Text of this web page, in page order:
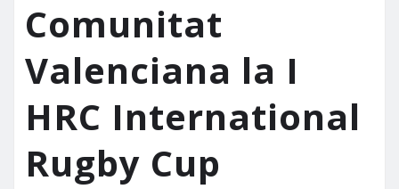
Comunitat
Valenciana la I
HRC International
Rugby Cup